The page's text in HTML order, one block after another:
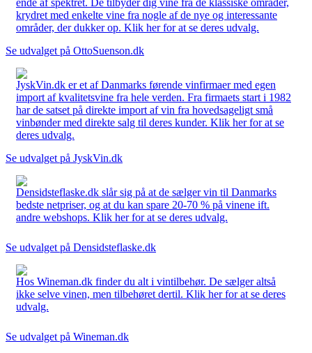
krydret med enkelte vine fra nogle af de nye og interessante
områder, der dukker op. Klik her for at se deres udvalg.
Se udvalget på OttoSuenson.dk
JyskVin.dk er et af Danmarks førende vinfirmaer med egen
import af kvalitetsvine fra hele verden. Fra firmaets start i 1982
har de satset på direkte import af vin fra hovedsageligt små
vinbønder med direkte salg til deres kunder. Klik her for at se
deres udvalg.
Se udvalget på JyskVin.dk
Densidsteflaske.dk slår sig på at de sælger vin til Danmarks
bedste netpriser, og at du kan spare 20-70 % på vinene ift.
andre webshops. Klik her for at se deres udvalg.
Se udvalget på Densidsteflaske.dk
Hos Wineman.dk finder du alt i vintilbehør. De sælger altså
ikke selve vinen, men tilbehøret dertil. Klik her for at se deres
udvalg.
Se udvalget på Wineman.dk